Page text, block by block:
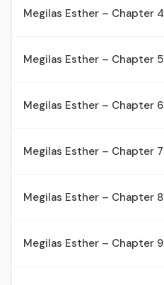
Megilas Esther – Chapter 4
Megilas Esther – Chapter 5
Megilas Esther – Chapter 6
Megilas Esther – Chapter 7
Megilas Esther – Chapter 8
Megilas Esther – Chapter 9